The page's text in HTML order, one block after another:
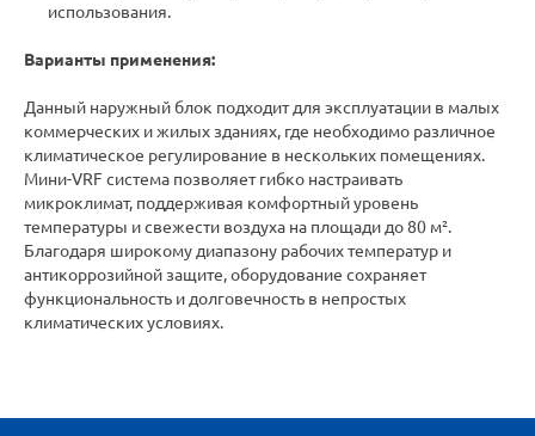
использования.
Варианты применения:
Данный наружный блок подходит для эксплуатации в малых
коммерческих и жилых зданиях, где необходимо различное
климатическое регулирование в нескольких помещениях.
Мини-VRF система позволяет гибко настраивать
микроклимат, поддерживая комфортный уровень
температуры и свежести воздуха на площади до 80 м².
Благодаря широкому диапазону рабочих температур и
антикоррозийной защите, оборудование сохраняет
функциональность и долговечность в непростых
климатических условиях.